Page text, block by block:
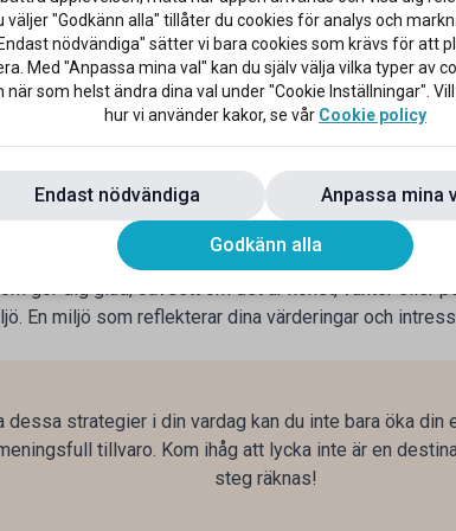
lycka. Studier visar att människor som ägnar sig åt
sinnesro.
på vårt välbefinnande och gör oss glada. Att
med andra) visar sig alla ha både fysiska
och stressreaktioner, skapar en känsla av ökad
på väg till jobbet, gå med i en dansklass, börja
stunder under dagen där du kan få in mer
du älskar
gör dig glad, oavsett om det är konst, växter eller
En miljö som reflekterar dina värderingar och
dessa strategier i din vardag kan du inte bara öka din
tillvaro. Kom ihåg att lycka inte är en
steg räknas!
väljer "Godkänn alla" tillåter du cookies för analys och
nödvändiga" sätter vi bara cookies som krävs för att
Med "Anpassa mina val" kan du själv välja vilka typer av
när som helst ändra dina val under "Cookie Inställningar".
hur vi använder kakor, se vår Cookie policy
Endast nödvändiga Anpassa mina
Godkänn alla